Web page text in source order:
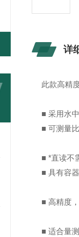
详
此款高精
■ 采用水
■ 可测量
■ *直读不
■ 具有容
■ 高精度
■ 适合量